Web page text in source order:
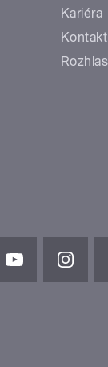
Kariéra
Kontakt